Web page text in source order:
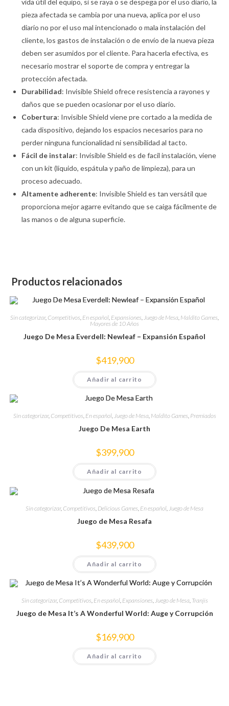
vida útil del equipo, si se raya o se despega por el uso diario, la
pieza afectada se cambia por una nueva, aplica por el uso
diario no por el uso mal intencionado o mala instalación del
cliente, los gastos de instalación o de envío de la nueva pieza
deben ser asumidos por el cliente. Para hacerla efectiva, es
necesario mostrar el soporte de compra y entregar la
protección afectada.
Durabilidad: Invisible Shield ofrece resistencia a rayones y
daños que se pueden ocasionar por el uso diario.
Cobertura: Invisible Shield viene pre cortado a la medida de
cada dispositivo, dejando los espacios necesarios para no
perder ninguna funcionalidad ni sensibilidad al tacto.
Fácil de instalar: Invisible Shield es de facil instalación, viene
con un kit (liquido, espátula y paño de limpieza), para un
proceso adecuado.
Altamente adherente: Invisible Shield es tan versátil que
proporciona mejor agarre evitando que se caiga fácilmente de
las manos o de alguna superficie.
Productos relacionados
Sin categorizar, Competitivos En español Expansiones Juego de Mesa Maldito Games
Mayores de 10 Años
Juego De Mesa Everdell: Newleaf – Expansión Español
$419,900
Añadir al carrito
Sin categorizar, Competitivos, En español,Juego de Mesa, Maldito Games, Premiados
Juego De Mesa Earth
$399,900
Añadir al carrito
Sin categorizar, Competitivos Delicious Games En español Juego de Mesa
Juego de Mesa Resafa
$439,900
Añadir al carrito
Sin categorizar, Competitivos, En español, Expansiones,Juego de Mesa, Tranjis
Juego de Mesa It’s A Wonderful World: Auge y Corrupción
$169,900
Añadir al carrito